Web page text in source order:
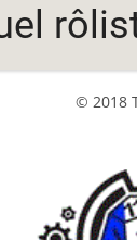
© 2018